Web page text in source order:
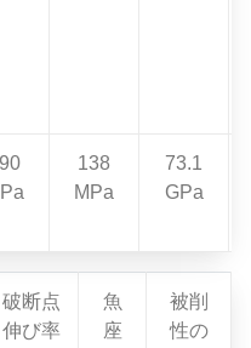
138
MPa
73.1
GPa
破断点
伸び率
魚
座
被削
性の